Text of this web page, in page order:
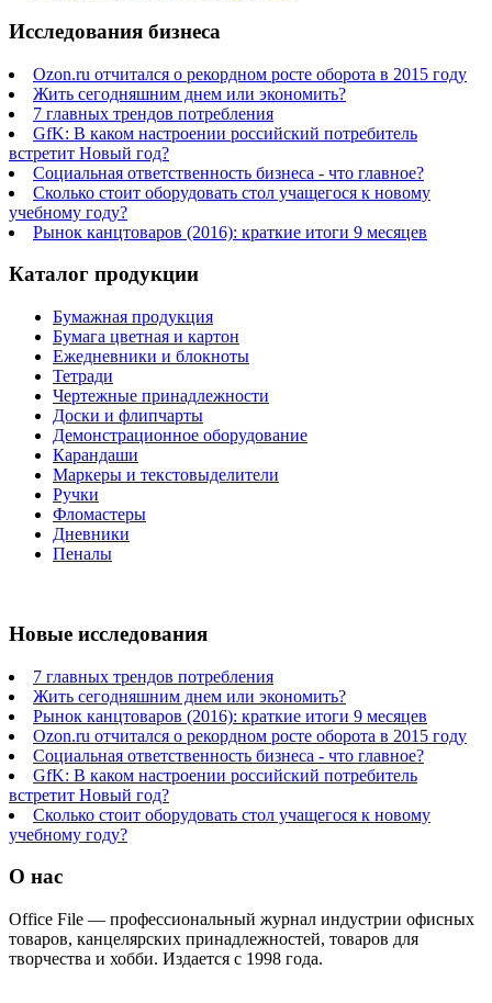
Исследования бизнеса
Ozon.ru отчитался о рекордном росте оборота в 2015 году
Жить сегодняшним днем или экономить?
7 главных трендов потребления
GfK: В каком настроении российский потребитель
встретит Новый год?
Социальная ответственность бизнеса - что главное?
Сколько стоит оборудовать стол учащегося к новому
учебному году?
Рынок канцтоваров (2016): краткие итоги 9 месяцев
Каталог продукции
Бумажная продукция
Бумага цветная и картон
Ежедневники и блокноты
Тетради
Чертежные принадлежности
Доски и флипчарты
Демонстрационное оборудование
Карандаши
Маркеры и текстовыделители
Ручки
Фломастеры
Дневники
Пеналы
Новые исследования
7 главных трендов потребления
Жить сегодняшним днем или экономить?
Рынок канцтоваров (2016): краткие итоги 9 месяцев
Ozon.ru отчитался о рекордном росте оборота в 2015 году
Социальная ответственность бизнеса - что главное?
GfK: В каком настроении российский потребитель
встретит Новый год?
Сколько стоит оборудовать стол учащегося к новому
учебному году?
О нас
Office File — профессиональный журнал индустрии офисных
товаров, канцелярских принадлежностей, товаров для
творчества и хобби. Издается с 1998 года.